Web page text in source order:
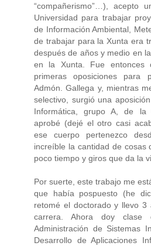
“compañerismo”…), acepto
Universidad para trabajar
de Información Ambiental,
de trabajar para la Xunta era
después de años y medio en
en la Xunta. Fue entonces
primeras oposiciones para
Admón. Gallega y, mientras
selectivo, surgió una
Informática, grupo A, de la
aprobé (dejé el otro casi
ese cuerpo pertenezco
increíble la cantidad de cosas
poco tiempo y giros que da la
Por suerte, este trabajo me
que había pospuesto (he
retomé el doctorado y llevo 3
carrera. Ahora doy
Administración de Sistemas
Desarrollo de Aplicaciones